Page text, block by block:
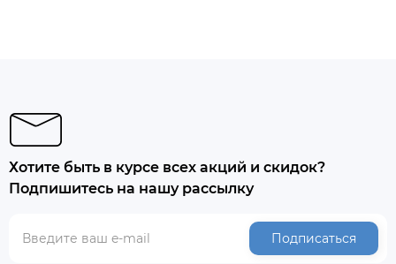
Хотите быть в курсе всех акций и скидок?
Подпишитесь на нашу рассылку
Подписаться